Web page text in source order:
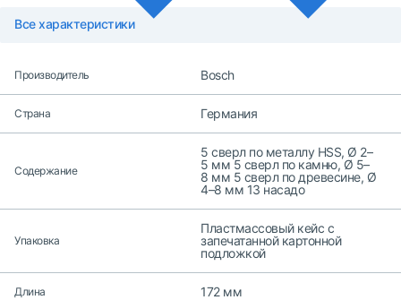
Все характеристики
Производитель Bosch
Страна Германия
Содержание
5 сверл по металлу HSS, Ø 2–
5 мм 5 сверл по камню, Ø 5–
8 мм 5 сверл по древесине, Ø
4–8 мм 13 насадо
Упаковка
Пластмассовый кейс с
запечатанной картонной
подложкой
Длина 172 мм